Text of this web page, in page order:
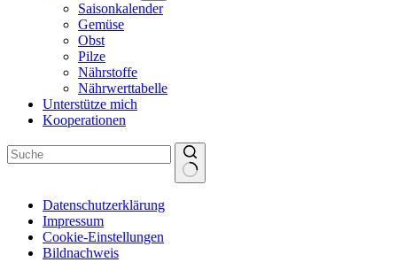
Saisonkalender
Gemüse
Obst
Pilze
Nährstoffe
Nährwerttabelle
Unterstütze mich
Kooperationen
Datenschutzerklärung
Impressum
Cookie-Einstellungen
Bildnachweis